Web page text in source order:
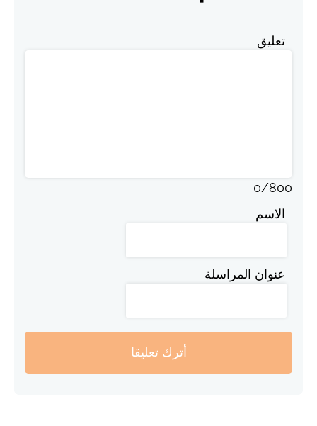
تعليق
0/800
الاسم
عنوان المراسلة
أترك تعليقا